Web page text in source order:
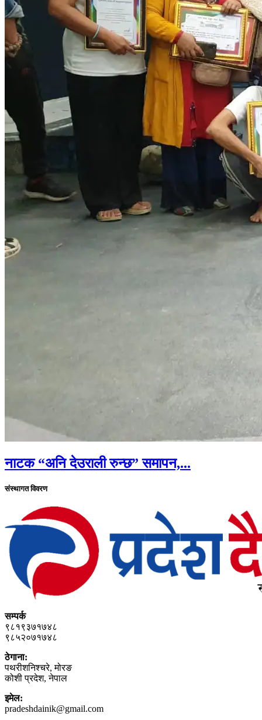
नाटक “अनि देउराली रुन्छ” समापन,...
संस्थागत विवरण
सम्पर्क
९८१९३७१७४८
९८५२०७१७४८
ठेगाना:
पथरीशनिश्‍चरे, मोरङ
कोशी प्रदेश, नेपाल
इमेल:
pradeshdainik@gmail.com